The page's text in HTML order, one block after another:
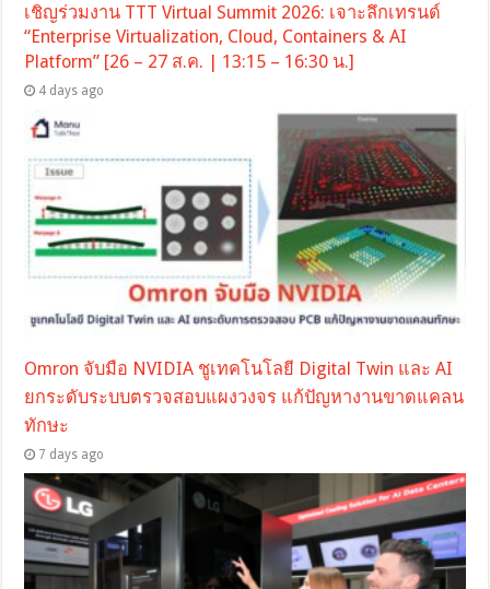
เชิญร่วมงาน TTT Virtual Summit 2026: เจาะลึกเทรนด์
“Enterprise Virtualization, Cloud, Containers & AI
Platform” [26 – 27 ส.ค. | 13:15 – 16:30 น.]
4 days ago
Omron จับมือ NVIDIA ชูเทคโนโลยี Digital Twin และ AI
ยกระดับระบบตรวจสอบแผงวงจร แก้ปัญหางานขาดแคลน
ทักษะ
7 days ago